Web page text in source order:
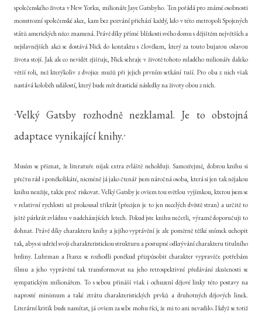
společenského života v New Yorku, milionáře Jaye Gatsbyho. Ten pořádá pro známé osobnosti
monstrozní společenské akce, kam bez pozvání přichází každý, kdo v této metropoli Spojených
států amerických něco znamená. Právě díky přímé blízkosti svého domu s dějištěm největších a
nejslavnějších akci se dostává Nick do kontaktu s člověkem, který za touto bujarou oslavou
života stojí. Jak ale co nevidět zjišťuje, Nick sehraje v životě tohoto mladého milionáře daleko
větší roli, než kterýkoliv z dvojice mužů při jejich prvním setkání tuší. Pro oba z nich však
nastává koloběh událostí, který bude mít drastické následky na životy obou z nich.
"Velký Gatsby rozhodně nezklamal. Je to obstojná
adaptace vynikající knihy."
Musím se přiznat, že literatuře nijak extra zvláště neholduji. Samozřejmě, dobrou knihu si
přečtu rád i poněkolikáté, nicméně já jako čtenář jsem náročná osoba, která si jen tak nějakou
knihu neužije, takže proč riskovat. Velký Gatsby je ovšem tou světlou vyjímkou, kterou jsem se
v relativní rychlosti už prokousal třikrát (přecijen je to jen necelých dvěstě stran) a určitě to
ještě párkrát zvládnu v nadcházejících letech. Pokud jste knihu nečetli, výrazně doporučuji to
dohnat. Právě díky charakteru knihy a jejího vyprávění je ale poměrně těžké snímek uchopit
tak, abys si udržel svoji charakteristickou strukturu a postupné odkrývání charakteru titulního
hrdiny. Luhrman a Pearce se rozhodli poněkud přizpůsobit charakter vypravěče potřebám
filmu a jeho vyprávění tak transformovat na jeho retrospektivní předávání zkušenosti se
sympatickým milionářem. To s sebou přináší však i ochuzení dějové linky této postavy na
naprosté minimum a také ztrátu charakteristických prvků a druhotných dějových linek.
Literární kritik bude namítat, já ovšem za sebe mohu říci, že mi to ani nevadilo. I když se totiž